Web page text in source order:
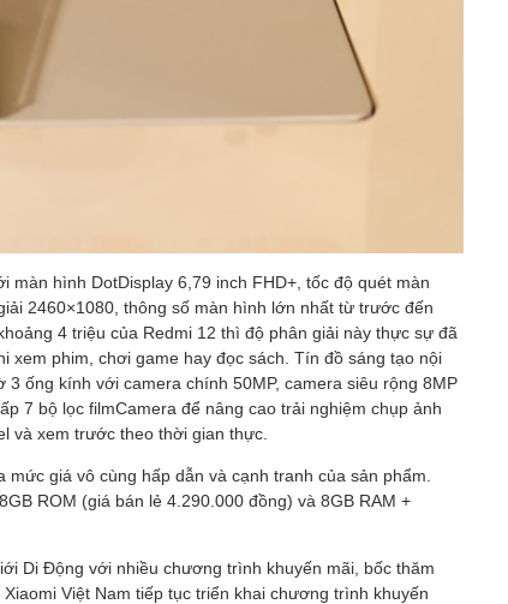
hình DotDisplay 6,79 inch FHD+, tốc độ quét màn
2460×1080, thông số màn hình lớn nhất từ trước đến
4 triệu của Redmi 12 thì độ phân giải này thực sự đã
xem phim, chơi game hay đọc sách. Tín đồ sáng tạo nội
ống kính với camera chính 50MP, camera siêu rộng 8MP
7 bộ lọc filmCamera để nâng cao trải nghiệm chụp ảnh
và xem trước theo thời gian thực.
giá vô cùng hấp dẫn và cạnh tranh của sản phẩm.
ROM (giá bán lẻ 4.290.000 đồng) và 8GB RAM +
Di Động với nhiều chương trình khuyến mãi, bốc thăm
Việt Nam tiếp tục triển khai chương trình khuyến